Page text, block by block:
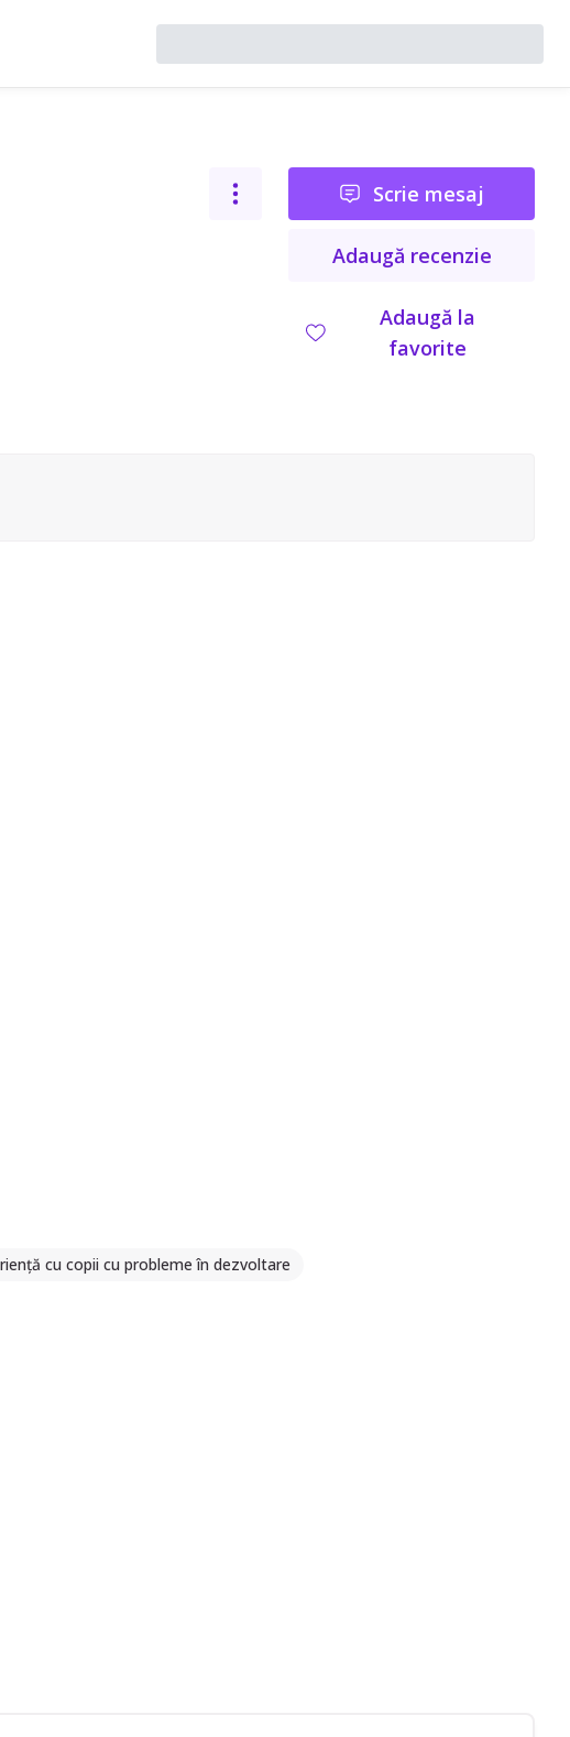
Scrie mesaj
Adaugă recenzie
Adaugă la
favorite
copiilor, ne înțelegem bine cu copiii
cu copii cu probleme în dezvoltare